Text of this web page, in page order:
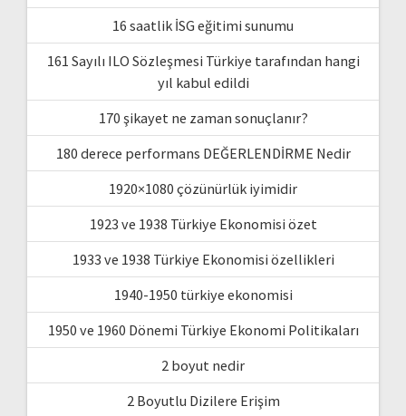
16 saatlik İSG eğitimi sunumu
161 Sayılı ILO Sözleşmesi Türkiye tarafından hangi
yıl kabul edildi
170 şikayet ne zaman sonuçlanır?
180 derece performans DEĞERLENDİRME Nedir
1920×1080 çözünürlük iyimidir
1923 ve 1938 Türkiye Ekonomisi özet
1933 ve 1938 Türkiye Ekonomisi özellikleri
1940-1950 türkiye ekonomisi
1950 ve 1960 Dönemi Türkiye Ekonomi Politikaları
2 boyut nedir
2 Boyutlu Dizilere Erişim